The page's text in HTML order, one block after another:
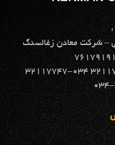
– شركت معادن زغالسنگ